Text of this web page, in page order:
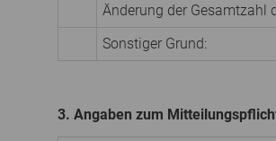
Änderung der Gesamtzahl
Sonstiger Grund:
3. Angaben zum